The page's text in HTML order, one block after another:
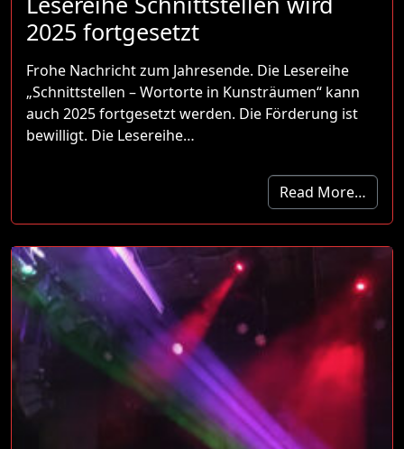
2025 fortgesetzt
Frohe Nachricht zum Jahresende. Die Lesereihe
„Schnittstellen – Wortorte in Kunsträumen“ kann
auch 2025 fortgesetzt werden. Die Förderung ist
bewilligt. Die Lesereihe…
Read More…